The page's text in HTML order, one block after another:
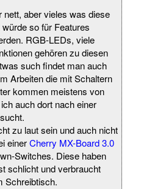
nett, aber vieles was diese
so für Features
RGB-LEDs, viele
gehören zu diesen
such findet man auch
Arbeiten die mit Schaltern
kommen meistens von
auch dort nach einer
zu laut sein und auch nicht
einerCherry MX-Board 3.0
Switches. Diese haben
schlicht und verbraucht
Schreibtisch.